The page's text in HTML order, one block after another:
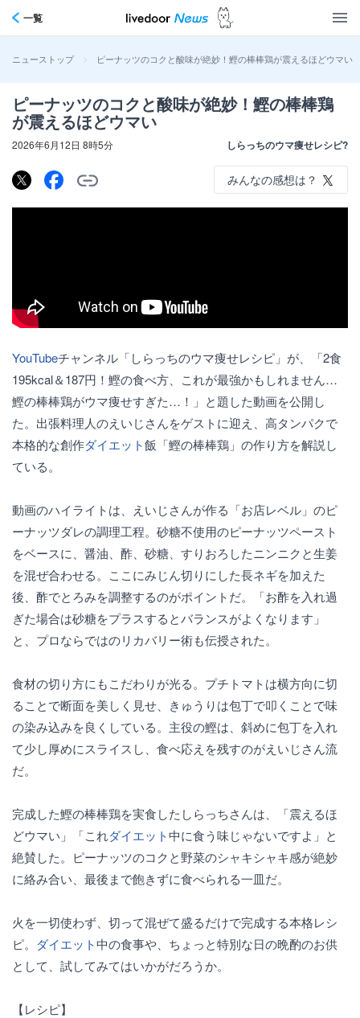
一覧
ニューストップ > ピーナッツのコクと酸味が絶妙！鰹の棒棒鶏が震えるほどウマい
ピーナッツのコクと酸味が絶妙！鰹の棒棒鶏
が震えるほどウマい
2026年6月12日 8時5分 しらっちのウマ痩せレシピ?
みんなの感想は？
YouTubeチャンネル「しらっちのウマ痩せレシピ」が、「2食
195kcal＆187円！鰹の食べ方、これが最強かもしれません…
鰹の棒棒鶏がウマ痩せすぎた…！」と題した動画を公開し
た。出張料理人のえいじさんをゲストに迎え、高タンパクで
本格的な創作ダイエット飯「鰹の棒棒鶏」の作り方を解説し
ている。
動画のハイライトは、えいじさんが作る「お店レベル」のピ
ーナッツダレの調理工程。砂糖不使用のピーナッツペースト
をベースに、醤油、酢、砂糖、すりおろしたニンニクと生姜
を混ぜ合わせる。ここにみじん切りにした長ネギを加えた
後、酢でとろみを調整するのがポイントだ。「お酢を入れ過
ぎた場合は砂糖をプラスするとバランスがよくなります」
と、プロならではのリカバリー術も伝授された。
食材の切り方にもこだわりが光る。プチトマトは横方向に切
ることで断面を美しく見せ、きゅうりは包丁で叩くことで味
の染み込みを良くしている。主役の鰹は、斜めに包丁を入れ
て少し厚めにスライスし、食べ応えを残すのがえいじさん流
だ。
完成した鰹の棒棒鶏を実食したしらっちさんは、「震えるほ
どウマい」「これダイエット中に食う味じゃないですよ」と
絶賛した。ピーナッツのコクと野菜のシャキシャキ感が絶妙
に絡み合い、最後まで飽きずに食べられる一皿だ。
火を一切使わず、切って混ぜて盛るだけで完成する本格レシ
ピ。 ダイエット中の食事や、ちょっと特別な日の晩酌のお供
として、試してみてはいかがだろうか。
【レシピ】